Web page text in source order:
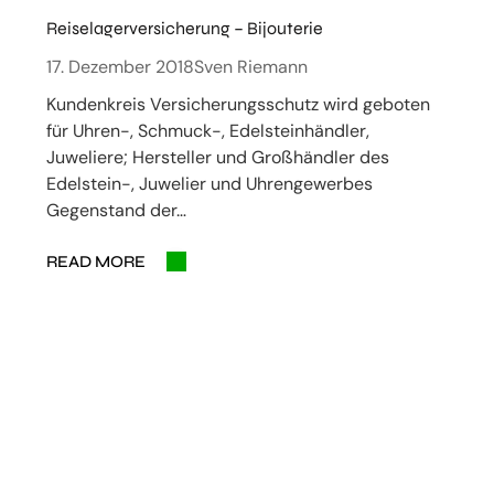
Reiselagerversicherung – Bijouterie
17. Dezember 2018Sven Riemann
Kundenkreis Versicherungsschutz wird geboten
für Uhren-, Schmuck-, Edelsteinhändler,
Juweliere; Hersteller und Großhändler des
Edelstein-, Juwelier und Uhrengewerbes
Gegenstand der…
READ MORE